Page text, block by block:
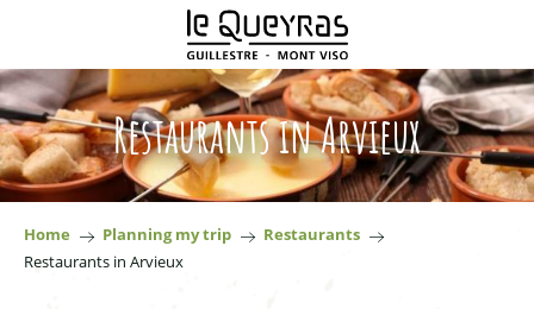
contenu
principal
Restaurants in Arvieux
Home Planning my trip
Restaurants
Restaurants in Arvieux